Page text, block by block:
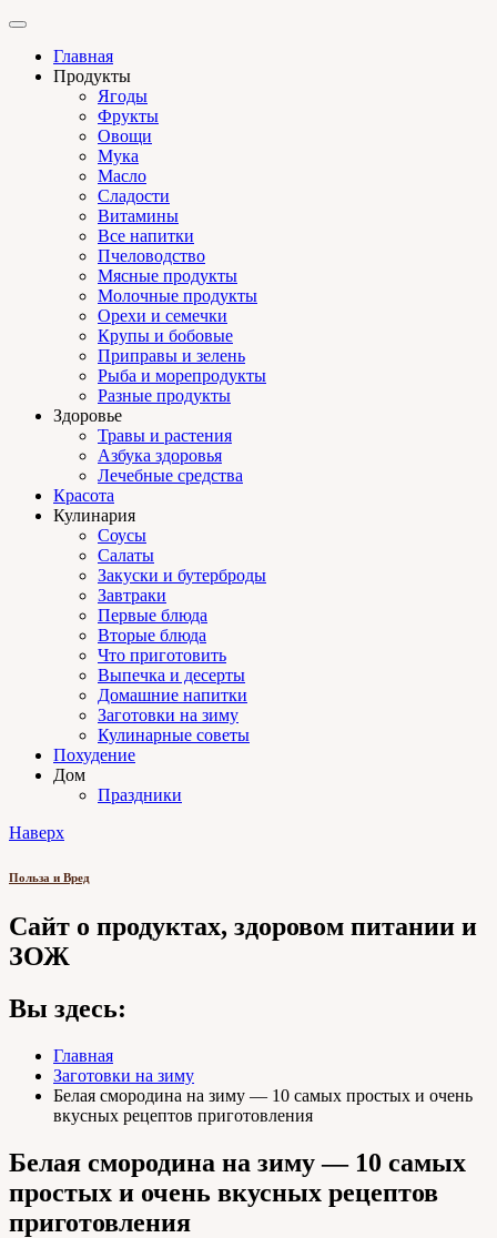
Главная
Продукты
Ягоды
Фрукты
Овощи
Мука
Масло
Сладости
Витамины
Все напитки
Пчеловодство
Мясные продукты
Молочные продукты
Орехи и семечки
Крупы и бобовые
Приправы и зелень
Рыба и морепродукты
Разные продукты
Здоровье
Травы и растения
Азбука здоровья
Лечебные средства
Красота
Кулинария
Соусы
Салаты
Закуски и бутерброды
Завтраки
Первые блюда
Вторые блюда
Что приготовить
Выпечка и десерты
Домашние напитки
Заготовки на зиму
Кулинарные советы
Похудение
Дом
Праздники
Наверх
Польза и Вред
Сайт о продуктах, здоровом питании и
ЗОЖ
Вы здесь:
Главная
Заготовки на зиму
Белая смородина на зиму — 10 самых простых и очень
вкусных рецептов приготовления
Белая смородина на зиму — 10 самых
простых и очень вкусных рецептов
приготовления